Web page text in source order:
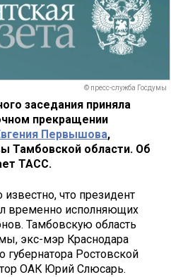
© пресс-служба Госдумы
заседания приняла
прекращении
Первышова,
Тамбовской области. Об
ТАСС.
что президент
временно исполняющих
Тамбовскую область
экс-мэр Краснодара
Ростовской
ОАК Юрий Слюсарь.